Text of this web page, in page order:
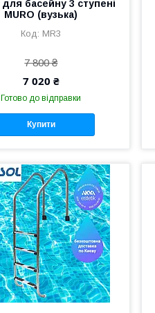
басейну 3 ступені
MURO (вузька)
MR3
7 800 ₴
7 020 ₴
Готово до відправки
Купити